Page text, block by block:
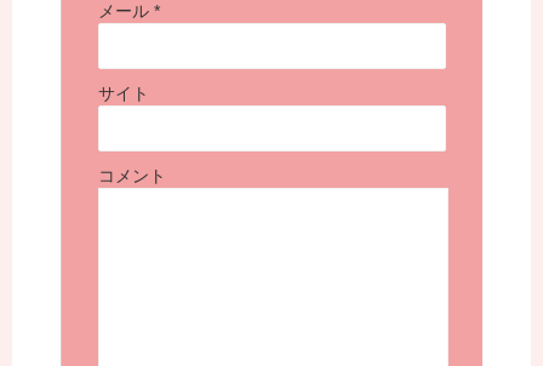
メール *
サイト
コメント